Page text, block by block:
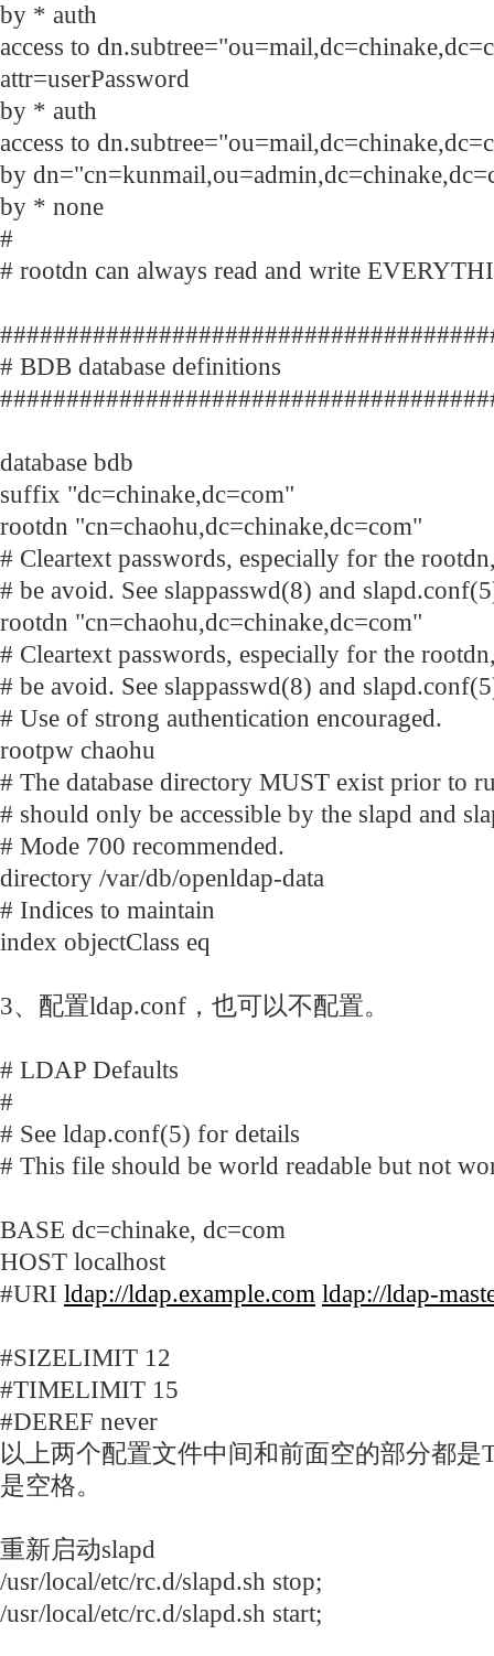
by * auth
access to
attr=userPassword
by * auth
access to
by
by * none
#
# rootdn can always read and write
# BDB database definitions
database bdb
suffix "dc=chinake,dc=com"
rootdn "cn=chaohu,dc=chinake,dc=com"
# Cleartext passwords, especially for the
# be avoid. See slappasswd(8) and
rootdn "cn=chaohu,dc=chinake,dc=com"
# Cleartext passwords, especially for the
# be avoid. See slappasswd(8) and
# Use of strong authentication encouraged.
rootpw chaohu
# The database directory MUST exist prior to
# should only be accessible by the slapd and
# Mode 700 recommended.
directory /var/db/openldap-data
# Indices to maintain
index objectClass eq
3、配置ldap.conf，也可以不配置。
# LDAP Defaults
#
# See ldap.conf(5) for details
# This file should be world readable but not
BASE dc=chinake, dc=com
HOST localhost
#URI ldap://ldap.example.com ldap://ldap-
#SIZELIMIT 12
#TIMELIMIT 15
#DEREF never
以上两个配置文件中间和前面空的部分都是
是空格。
重新启动slapd
/usr/local/etc/rc.d/slapd.sh stop;
/usr/local/etc/rc.d/slapd.sh start;